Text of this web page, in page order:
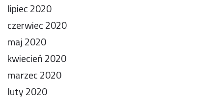
lipiec 2020
czerwiec 2020
maj 2020
kwiecień 2020
marzec 2020
luty 2020